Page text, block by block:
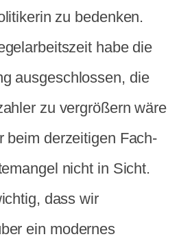
zu bedenken.
habe die
ausgeschlossen, die
zu vergrößern wäre
beim derzeitigen Fach-
nicht in Sicht.
dass wir
ein modernes